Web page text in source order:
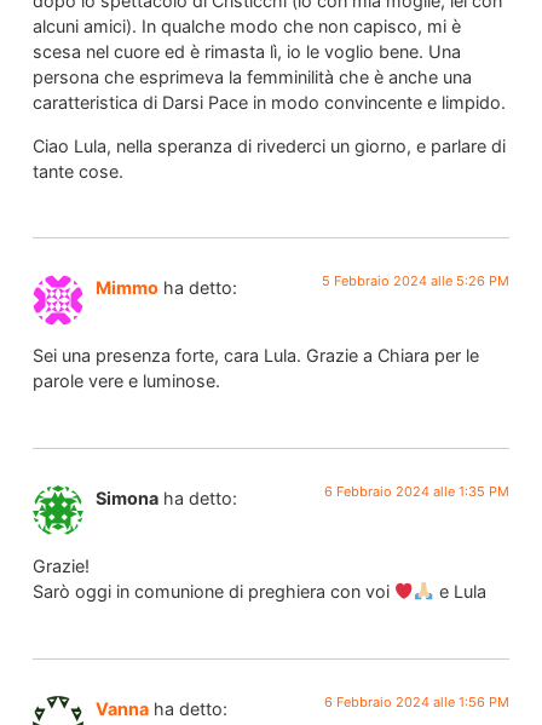
alcuni amici). In qualche modo che non capisco, mi è
scesa nel cuore ed è rimasta lì, io le voglio bene. Una
persona che esprimeva la femminilità che è anche una
caratteristica di Darsi Pace in modo convincente e limpido.
Ciao Lula, nella speranza di rivederci un giorno, e parlare di
tante cose.
Mimmo ha detto: 5 Febbraio 2024 alle 5:26 PM
Sei una presenza forte, cara Lula. Grazie a Chiara per le
parole vere e luminose.
Simona ha detto: 6 Febbraio 2024 alle 1:35 PM
Grazie!
Sarò oggi in comunione di preghiera con voi
e Lula
Vanna ha detto: 6 Febbraio 2024 alle 1:56 PM